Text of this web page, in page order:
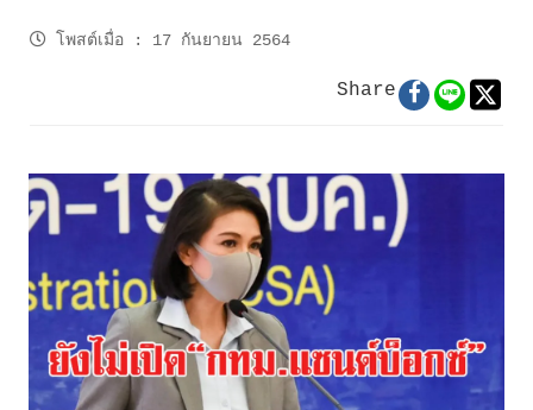
โพสต์เมื่อ : 17 กันยายน 2564
Share